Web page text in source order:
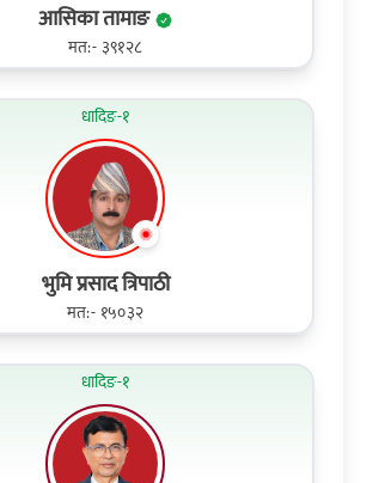
आसिका तामाङ
मत:- ३९१२८
धादिङ-१
भुमि प्रसाद त्रिपाठी
मत:- १५०३२
धादिङ-१